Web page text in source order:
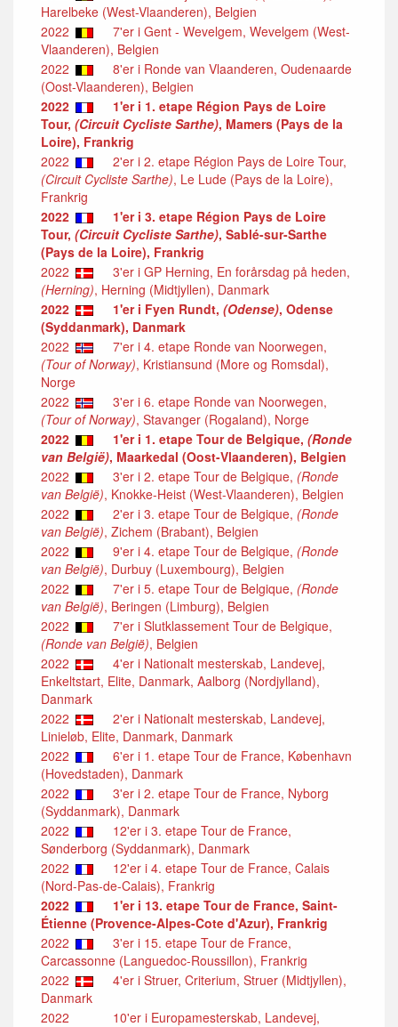
Harelbeke (West-Vlaanderen), Belgien
2022
7'er i Gent - Wevelgem, Wevelgem (West-
Vlaanderen), Belgien
2022
8'er i Ronde van Vlaanderen, Oudenaarde
(Oost-Vlaanderen), Belgien
2022
1'er i 1. etape Région Pays de Loire
Tour, (Circuit Cycliste Sarthe), Mamers (Pays de la
Loire), Frankrig
2022
2'er i 2. etape Région Pays de Loire Tour,
(Circuit Cycliste Sarthe), Le Lude (Pays de la Loire),
Frankrig
2022
1'er i 3. etape Région Pays de Loire
Tour, (Circuit Cycliste Sarthe), Sablé-sur-Sarthe
(Pays de la Loire), Frankrig
2022
3'er i GP Herning, En forårsdag på heden,
(Herning), Herning (Midtjyllen), Danmark
2022
1'er i Fyen Rundt, (Odense), Odense
(Syddanmark), Danmark
2022
7'er i 4. etape Ronde van Noorwegen,
(Tour of Norway), Kristiansund (More og Romsdal),
Norge
2022
3'er i 6. etape Ronde van Noorwegen,
(Tour of Norway), Stavanger (Rogaland), Norge
2022
1'er i 1. etape Tour de Belgique, (Ronde
van België), Maarkedal (Oost-Vlaanderen), Belgien
2022
3'er i 2. etape Tour de Belgique, (Ronde
van België), Knokke-Heist (West-Vlaanderen), Belgien
2022
2'er i 3. etape Tour de Belgique, (Ronde
van België), Zichem (Brabant), Belgien
2022
9'er i 4. etape Tour de Belgique, (Ronde
van België), Durbuy (Luxembourg), Belgien
2022
7'er i 5. etape Tour de Belgique, (Ronde
van België), Beringen (Limburg), Belgien
2022
7'er i Slutklassement Tour de Belgique,
(Ronde van België), Belgien
2022
4'er i Nationalt mesterskab, Landevej,
Enkeltstart, Elite, Danmark, Aalborg (Nordjylland),
Danmark
2022
2'er i Nationalt mesterskab, Landevej,
Linieløb, Elite, Danmark, Danmark
2022
6'er i 1. etape Tour de France, København
(Hovedstaden), Danmark
2022
3'er i 2. etape Tour de France, Nyborg
(Syddanmark), Danmark
2022
12'er i 3. etape Tour de France,
Sønderborg (Syddanmark), Danmark
2022
12'er i 4. etape Tour de France, Calais
(Nord-Pas-de-Calais), Frankrig
2022
1'er i 13. etape Tour de France, Saint-
Étienne (Provence-Alpes-Cote d'Azur), Frankrig
2022
3'er i 15. etape Tour de France,
Carcassonne (Languedoc-Roussillon), Frankrig
2022
4'er i Struer, Criterium, Struer (Midtjyllen),
Danmark
2022
10'er i Europamesterskab, Landevej,